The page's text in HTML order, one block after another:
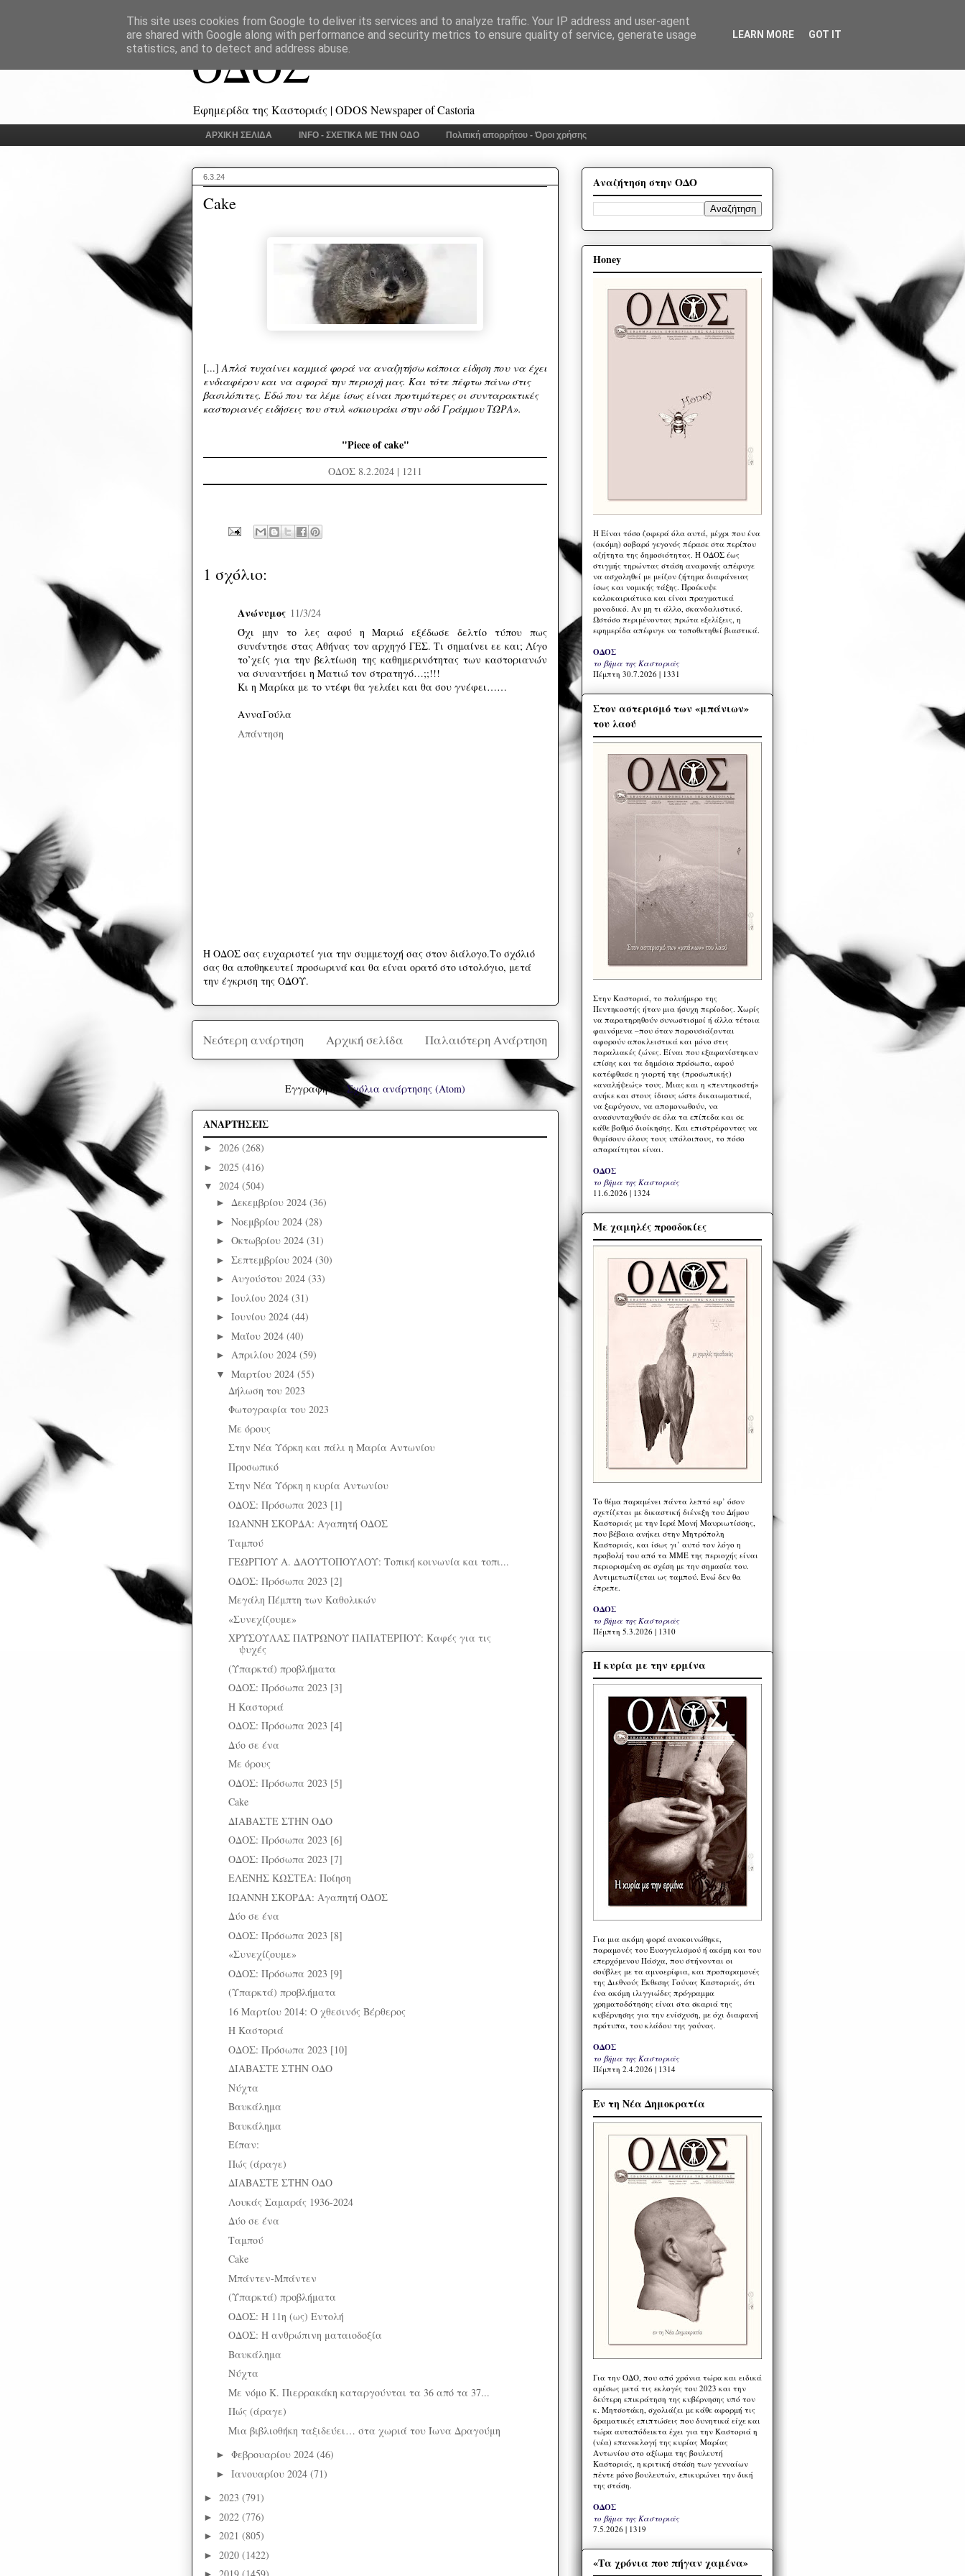
ΟΔΟΣ
Εφημερίδα της Καστοριάς | ODOS Newspaper of Castoria
ΑΡΧΙΚΗ ΣΕΛΙΔΑ INFO - ΣΧΕΤΙΚΑ ΜΕ ΤΗΝ ΟΔΟ Πολιτική απορρήτου - Όροι χρήσης
6.3.24
Cake
[...]Απλά τυχαίνει καμμιά φορά να αναζητήσω κάποια είδηση που να έχει
ενδιαφέρον και να αφορά την περιοχή μας. Και τότε πέφτω πάνω στις
βασιλόπιτες. Εδώ που τα λέμε ίσως είναι προτιμότερες οι συνταρακτικές
καστοριανές ειδήσεις του στυλ «σκιουράκι στην οδό Γράμμου ΤΩΡΑ».
"Piece of cake"
ΟΔΟΣ 8.2.2024 | 1211
1 σχόλιο:
Ανώνυμος 11/3/24
Όχι μην το λες αφού η Μαριώ εξέδωσε δελτίο τύπου πως
συνάντησε στας Αθήνας τον αρχηγό ΓΕΣ. Τι σημαίνει εε και; Λίγο
το’χείς για την βελτίωση της καθημερινότητας των καστοριανών
να συναντήσει η Ματιώ τον στρατηγό…;;!!!
Κι η Μαρίκα με το ντέφι θα γελάει και θα σου γνέφει……
ΑνναΓούλα
Απάντηση
Η ΟΔΟΣ σας ευχαριστεί για την συμμετοχή σας στον διάλογο.Το σχόλιό
σας θα αποθηκευτεί προσωρινά και θα είναι ορατό στο ιστολόγιο, μετά
την έγκριση της ΟΔΟΥ.
Νεότερη ανάρτηση Παλαιότερη Ανάρτηση
Αρχική σελίδα
Εγγραφή σε:Σχόλια ανάρτησης (Atom)
ΑΝΑΡΤΗΣΕΙΣ
► 2026 (268)
► 2025 (416)
▼ 2024 (504)
► Δεκεμβρίου 2024 (36)
► Νοεμβρίου 2024 (28)
► Οκτωβρίου 2024 (31)
► Σεπτεμβρίου 2024 (30)
► Αυγούστου 2024 (33)
► Ιουλίου 2024 (31)
► Ιουνίου 2024 (44)
► Μαΐου 2024 (40)
► Απριλίου 2024 (59)
▼ Μαρτίου 2024 (55)
Δήλωση του 2023
Φωτογραφία του 2023
Με όρους
Στην Νέα Υόρκη και πάλι η Μαρία Αντωνίου
Προσωπικό
Στην Νέα Υόρκη η κυρία Αντωνίου
ΟΔΟΣ: Πρόσωπα 2023 [1]
ΙΩΑΝΝΗ ΣΚΟΡΔΑ: Αγαπητή ΟΔΟΣ
Ταμπού
ΓΕΩΡΓΙΟΥ Α. ΔΑΟΥΤΟΠΟΥΛΟΥ: Τοπική κοινωνία και τοπι...
ΟΔΟΣ: Πρόσωπα 2023 [2]
Μεγάλη Πέμπτη των Καθολικών
«Συνεχίζουμε»
ΧΡΥΣΟΥΛΑΣ ΠΑΤΡΩΝΟΥ ΠΑΠΑΤΕΡΠΟΥ: Καφές για τις
ψυχές
(Υπαρκτά) προβλήματα
ΟΔΟΣ: Πρόσωπα 2023 [3]
Η Καστοριά
ΟΔΟΣ: Πρόσωπα 2023 [4]
Δύο σε ένα
Με όρους
ΟΔΟΣ: Πρόσωπα 2023 [5]
Cake
ΔΙΑΒΑΣΤΕ ΣΤΗΝ ΟΔΟ
ΟΔΟΣ: Πρόσωπα 2023 [6]
ΟΔΟΣ: Πρόσωπα 2023 [7]
ΕΛΕΝΗΣ ΚΩΣΤΕΑ: Ποίηση
ΙΩΑΝΝΗ ΣΚΟΡΔΑ: Αγαπητή ΟΔΟΣ
Δύο σε ένα
ΟΔΟΣ: Πρόσωπα 2023 [8]
«Συνεχίζουμε»
ΟΔΟΣ: Πρόσωπα 2023 [9]
(Υπαρκτά) προβλήματα
16 Μαρτίου 2014: Ο χθεσινός Βέρθερος
Η Καστοριά
ΟΔΟΣ: Πρόσωπα 2023 [10]
ΔΙΑΒΑΣΤΕ ΣΤΗΝ ΟΔΟ
Νύχτα
Βαυκάλημα
Βαυκάλημα
Είπαν:
Πώς (άραγε)
ΔΙΑΒΑΣΤΕ ΣΤΗΝ ΟΔΟ
Λουκάς Σαμαράς 1936-2024
Δύο σε ένα
Ταμπού
Cake
Μπάντεν-Μπάντεν
(Υπαρκτά) προβλήματα
ΟΔΟΣ: Η 11η (ως) Εντολή
ΟΔΟΣ: Η ανθρώπινη ματαιοδοξία
Βαυκάλημα
Νύχτα
Με νόμο Κ. Πιερρακάκη καταργούνται τα 36 από τα 37...
Πώς (άραγε)
Μια βιβλιοθήκη ταξιδεύει… στα χωριά του Ίωνα Δραγούμη
► Φεβρουαρίου 2024 (46)
► Ιανουαρίου 2024 (71)
► 2023 (791)
► 2022 (776)
► 2021 (805)
► 2020 (1422)
Αναζήτηση στην ΟΔΟ
Honey
Η Eίναι τόσο ζοφερά όλα αυτά, μέχρι που ένα
(ακόμη) σοβαρό γεγονός πέρασε στα περίπου
αζήτητα της δημοσιότητας. Η ΟΔΟΣ έως
στιγμής τηρώντας στάση αναμονής απέφυγε
να ασχοληθεί με μείζον ζήτημα διαφάνειας
ίσως και νομικής τάξης. Προέκυψε
καλοκαιριάτικα και είναι πραγματικά
μοναδικό. Αν μη τι άλλο, σκανδαλιστικό.
Ωστόσο περιμένοντας πρώτα εξελίξεις, η
εφημερίδα απέφυγε να τοποθετηθεί βιαστικά.
ΟΔΟΣ
το βήμα της Καστοριάς
Πέμπτη 30.7.2026 | 1331
Στον αστερισμό των «μπάνιων»
του λαού
Στην Καστοριά, το πολυήμερο της
Πεντηκοστής ήταν μια ήσυχη περίοδος. Χωρίς
να παρατηρηθούν συνωστισμοί ή άλλα τέτοια
φαινόμενα –που όταν παρουσιάζονται
αφορούν αποκλειστικά και μόνο στις
παραλιακές ζώνες. Είναι που εξαφανίστηκαν
επίσης και τα δημόσια πρόσωπα, αφού
κατέφθασε η γιορτή της (προσωπικής)
«αναλήψεώς» τους. Μιας και η «πεντηκοστή»
ανήκε και στους ίδιους ώστε δικαιωματικά,
να ξεφύγουν, να απομονωθούν, να
ανασυνταχθούν σε όλα τα επίπεδα και σε
κάθε βαθμό διοίκησης. Και επιστρέφοντας να
θυμίσουν όλους τους υπόλοιπους, το πόσο
απαραίτητοι είναι.
ΟΔΟΣ
το βήμα της Καστοριάς
11.6.2026 | 1324
Με χαμηλές προσδοκίες
Το θέμα παραμένει πάντα λεπτό εφ’ όσον
σχετίζεται με δικαστική διένεξη του Δήμου
Καστοριάς με την Ιερά Μονή Μαυριωτίσσης,
που βέβαια ανήκει στην Μητρόπολη
Καστοριάς, και ίσως γι’ αυτό τον λόγο η
προβολή του από τα ΜΜΕ της περιοχής είναι
περιορισμένη σε σχέση με την σημασία του.
Αντιμετωπίζεται ως ταμπού. Ενώ δεν θα
έπρεπε.
ΟΔΟΣ
το βήμα της Καστοριάς
Πέμπτη 5.3.2026 | 1310
Η κυρία με την ερμίνα
Για μια ακόμη φορά ανακοινώθηκε,
παραμονές του Ευαγγελισμού ή ακόμη και του
επερχόμενου Πάσχα, που στήνονται οι
σούβλες με τα αμνοερίφια, και προπαραμονές
της Διεθνούς Έκθεσης Γούνας Καστοριάς, ότι
ένα ακόμη ιλιγγιώδες πρόγραμμα
χρηματοδότησης είναι στα σκαριά της
κυβέρνησης για την ενίσχυση, με όχι διαφανή
πρότυπα, του κλάδου της γούνας.
ΟΔΟΣ
το βήμα της Καστοριάς
Πέμπτη 2.4.2026 | 1314
Εν τη Νέα Δημοκρατία
Για την ΟΔΟ, που από χρόνια τώρα και ειδικά
αμέσως μετά τις εκλογές του 2023 και την
δεύτερη επικράτηση της κυβέρνησης υπό τον
κ. Μητσοτάκη, σχολιάζει με κάθε αφορμή τις
δραματικές επιπτώσεις που δυνητικά είχε και
τώρα αυταπόδεικτα έχει για την Καστοριά η
(νέα) επανεκλογή της κυρίας Μαρίας
Αντωνίου στο αξίωμα της βουλευτή
Καστοριάς, η κριτική στάση των γενναίων
πέντε μόνο βουλευτών, επικυρώνει την δική
της στάση.
ΟΔΟΣ
το βήμα της Καστοριάς
7.5.2026 | 1319
«Τα χρόνια που πήγαν χαμένα»
This site uses cookies from Google to deliver its services and to analyze traffic. Your IP address and user-agent
are shared with Google along with performance and security metrics to ensure quality of service, generate usage
statistics, and to detect and address abuse.
LEARN MORE GOT IT